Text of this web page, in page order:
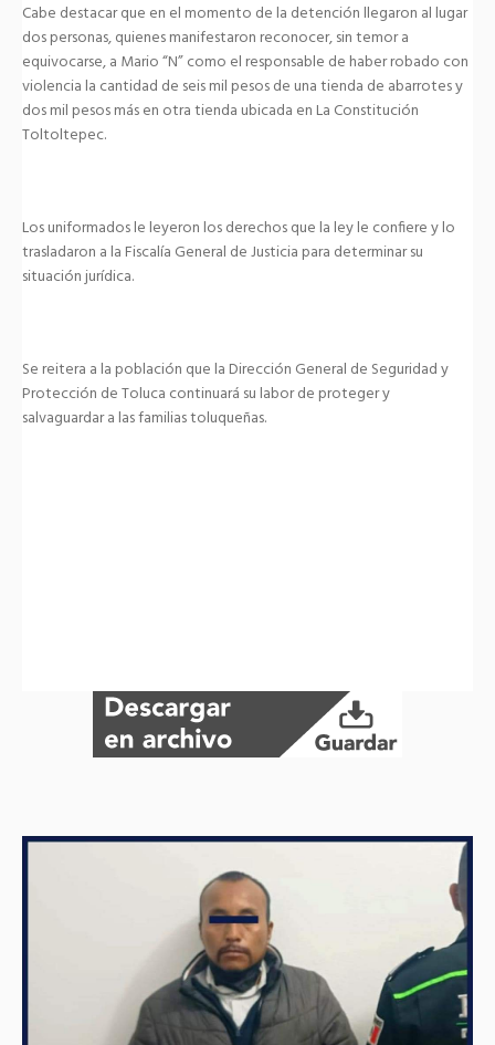
Cabe destacar que en el momento de la detención llegaron al lugar
dos personas, quienes manifestaron reconocer, sin temor a
equivocarse, a Mario “N” como el responsable de haber robado con
violencia la cantidad de seis mil pesos de una tienda de abarrotes y
dos mil pesos más en otra tienda ubicada en La Constitución
Toltoltepec.
Los uniformados le leyeron los derechos que la ley le confiere y lo
trasladaron a la Fiscalía General de Justicia para determinar su
situación jurídica.
Se reitera a la población que la Dirección General de Seguridad y
Protección de Toluca continuará su labor de proteger y
salvaguardar a las familias toluqueñas.